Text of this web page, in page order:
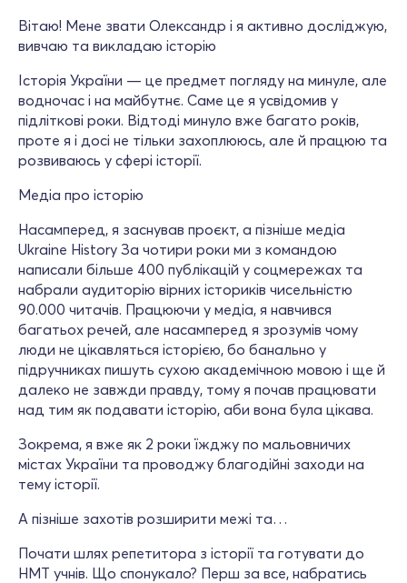
Вітаю! Мене звати Олександр і я активно досліджую,
вивчаю та викладаю історію
Історія України — це предмет погляду на минуле, але
водночас і на майбутнє. Саме це я усвідомив у
підліткові роки. Відтоді минуло вже багато років,
проте я і досі не тільки захоплююсь, але й працюю та
розвиваюсь у сфері історії.
Медіа про історію
Насамперед, я заснував проєкт, а пізніше медіа
Ukraine History За чотири роки ми з командою
написали більше 400 публікацій у соцмережах та
набрали аудиторію вірних істориків чисельністю
90.000 читачів. Працюючи у медіа, я навчився
багатьох речей, але насамперед я зрозумів чому
люди не цікавляться історією, бо банально у
підручниках пишуть сухою академічною мовою і ще й
далеко не завжди правду, тому я почав працювати
над тим як подавати історію, аби вона була цікава.
Зокрема, я вже як 2 роки їжджу по мальовничих
містах України та проводжу благодійні заходи на
тему історії.
А пізніше захотів розширити межі та…
Почати шлях репетитора з історії та готувати до
НМТ учнів. Що спонукало? Перш за все, набратись